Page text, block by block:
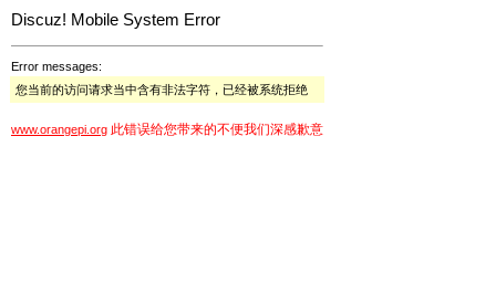
Discuz! Mobile System Error
Error messages:
您当前的访问请求当中含有非法字符，已经被系统拒绝
www.orangepi.org 此错误给您带来的不便我们深感歉意